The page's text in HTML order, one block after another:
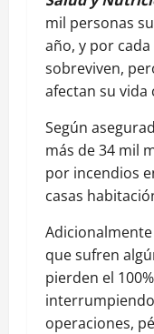
mil personas
año, y por
sobreviven,
afectan su vida
Según
más de 34 mil
por incendios
casas
Adicionalmente
que sufren
pierden el
operaciones,